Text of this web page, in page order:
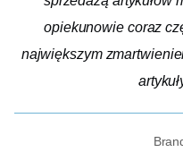
opiekunowie coraz
największym